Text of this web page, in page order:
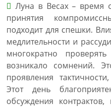
Луна в Весах – время
принятия
подходит для спешки.
медлительности и
многократно
возникало сомнений.
проявления
Этот день
обсуждения